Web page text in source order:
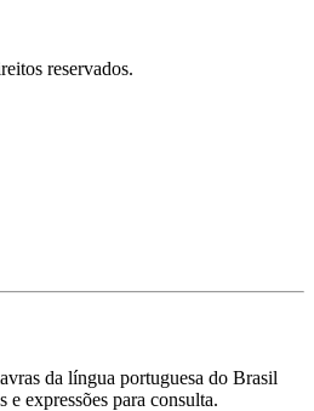
reservados.
da língua portuguesa do Brasil
expressões para consulta.